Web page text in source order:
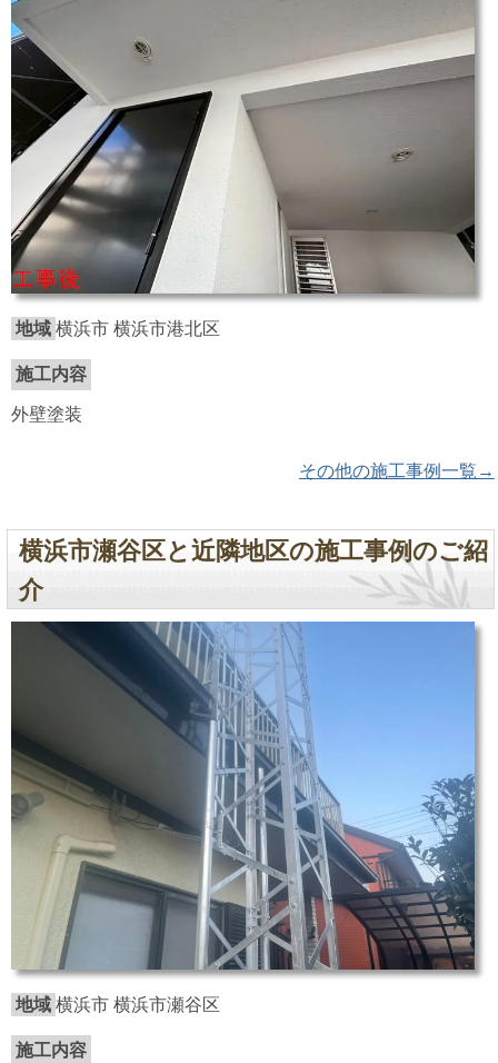
地域 横浜市 横浜市港北区
施工内容
外壁塗装
その他の施工事例一覧→
横浜市瀬谷区と近隣地区の施工事例のご紹
介
地域 横浜市 横浜市瀬谷区
施工内容